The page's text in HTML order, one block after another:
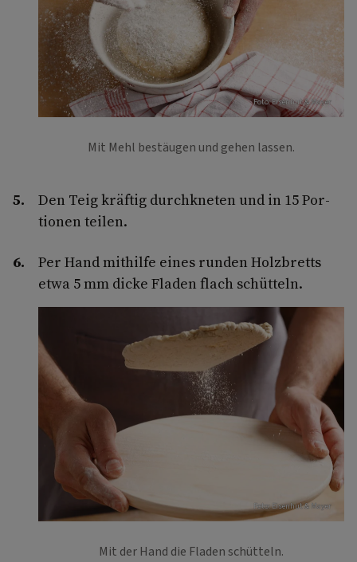
Foto: Eisenhut & Mayer
Mit Mehl bestäugen und gehen lassen.
Den Teig kräftig durchkneten und in 15 Por­
tionen teilen.
Per Hand mithilfe eines runden Holzbretts
etwa 5 mm dicke Fladen flach schütteln.
Foto: Eisenhut & Mayer
Mit der Hand die Fladen schütteln.